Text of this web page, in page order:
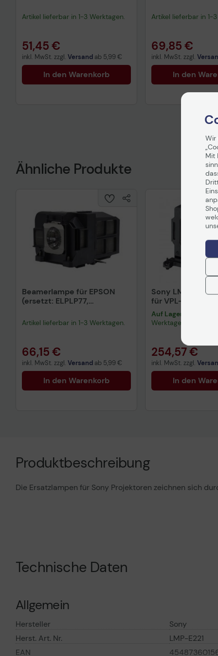
Artikel lieferbar in 1-3 Werktagen.
51,45 €
inkl. MwSt. zzgl. Versand ab 5,99 €
In den Warenkorb
Artikel lieferbar in 1-
69,85 €
inkl. MwSt. zzgl.
In den
Ähnliche Produkte
Beamerlampe für EPSON
(ersetzt: ELPLP77,
Artikel lieferbar in 1-3 Werktagen.
66,15 €
inkl. MwSt. zzgl. Versand ab 5,99 €
In den Warenkorb
Sony LMP-H210
für VPL-HW45,
Auf Lager
Werktagen
254,57 €
inkl. MwSt. zzgl.
In den
Produktbeschreibung
Die Ersatzlampen für Sony Projektoren zeichnen sich
Technische Daten
Allgemein
Hersteller
Sony
Herst. Art. Nr.
LMP-E221
EAN
Wir
Mit